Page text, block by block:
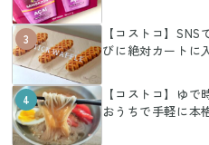
3
【コストコ】
びに絶対カートに
4
【コストコ】ゆ
おうちで手軽に本